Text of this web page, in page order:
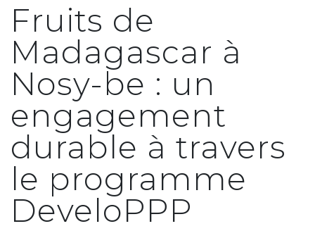
Fruits de
Madagascar à
Nosy-be : un
engagement
durable à travers
le programme
DeveloPPP